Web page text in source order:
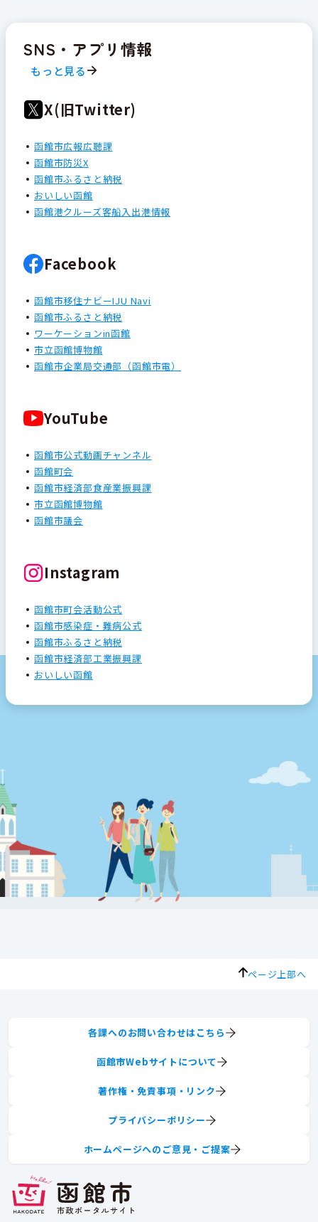
SNS・アプリ情報
もっと見る
X(旧Twitter)
函館市広報広聴課
函館市防災X
函館市ふるさと納税
おいしい函館
函館港クルーズ客船入出港情報
Facebook
函館市移住ナビーIJU Navi
函館市ふるさと納税
ワーケーションin函館
市立函館博物館
函館市企業局交通部（函館市電）
YouTube
函館市公式動画チャンネル
函館町会
函館市経済部食産業振興課
市立函館博物館
函館市議会
Instagram
函館市町会活動公式
函館市感染症・難病公式
函館市ふるさと納税
函館市経済部工業振興課
おいしい函館
ページ上部へ
各課へのお問い合わせはこちら
函館市Webサイトについて
著作権・免責事項・リンク
プライバシーポリシー
ホームページへのご意見・ご提案